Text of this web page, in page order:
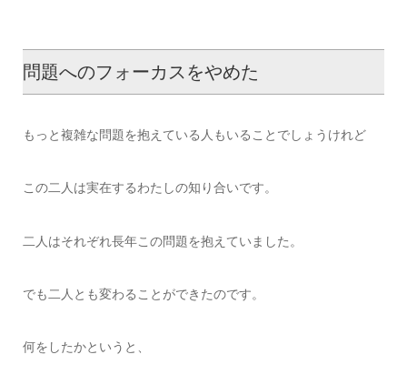
問題へのフォーカスをやめた
もっと複雑な問題を抱えている人もいることでしょうけれど
この二人は実在するわたしの知り合いです。
二人はそれぞれ長年この問題を抱えていました。
でも二人とも変わることができたのです。
何をしたかというと、